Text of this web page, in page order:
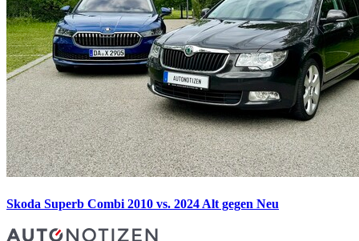
Skoda Superb Combi 2010 vs. 2024 Alt gegen Neu